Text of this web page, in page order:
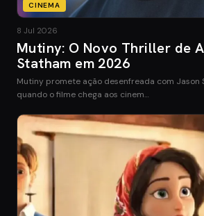
CINEMA
8 Jul 2026
Mutiny: O Novo Thriller de
Statham em 2026
Mutiny promete ação desenfreada com Jason
quando o filme chega aos cinem…